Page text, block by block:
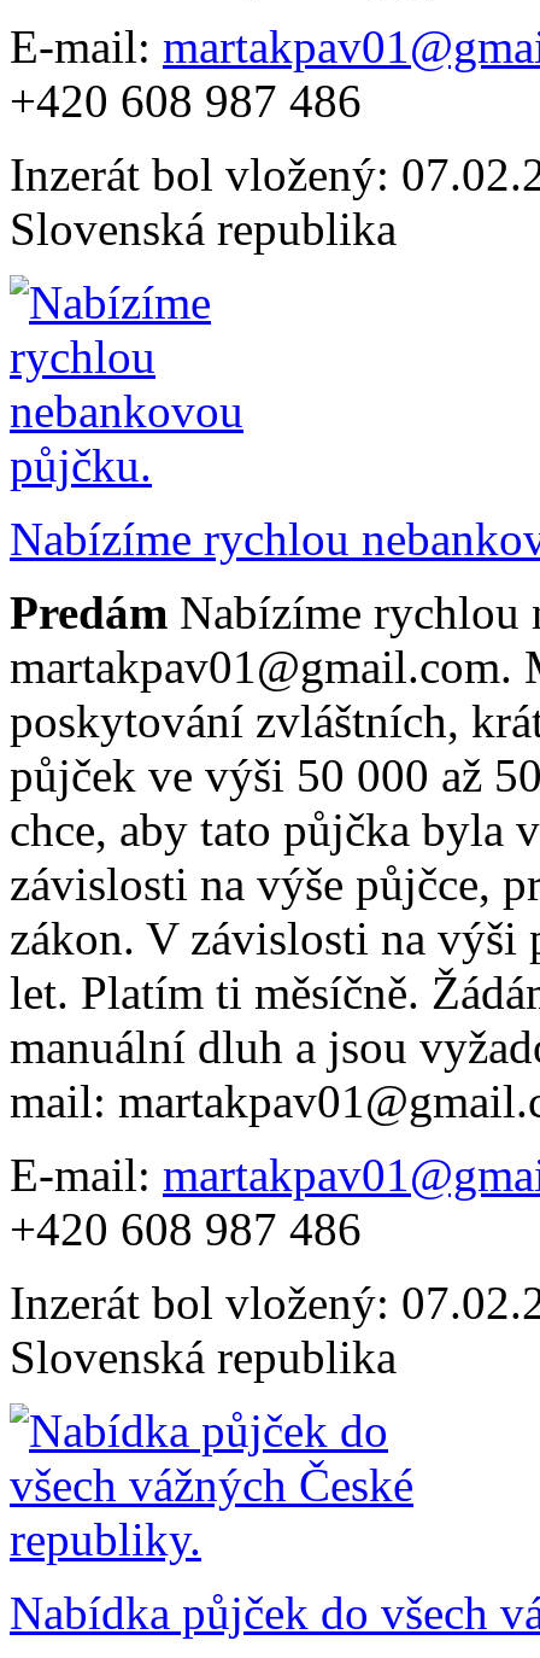
E-mail:
+420 608 987 486
Inzerát bol vložený:
Slovenská republika
Nabízíme rychlou
Predám Nabízíme rychlou
martakpav01@gmail.com.
poskytování zvláštních,
půjček ve výši 50 000 až
chce, aby tato půjčka byla
závislosti na výše půjčce,
zákon. V závislosti na výši
let. Platím ti měsíčně.
manuální dluh a jsou
mail:
E-mail:
+420 608 987 486
Inzerát bol vložený:
Slovenská republika
Nabídka půjček do všech